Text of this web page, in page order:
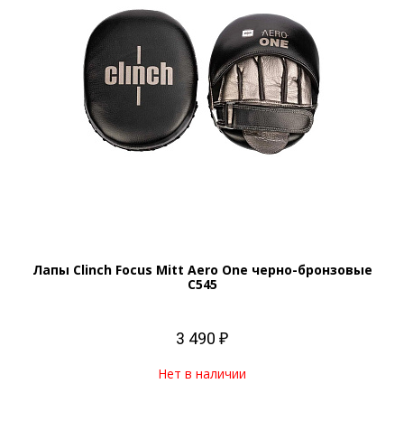
Лапы Clinch Focus Mitt Aero One черно-бронзовые
C545
3 490 ₽
Нет в наличии